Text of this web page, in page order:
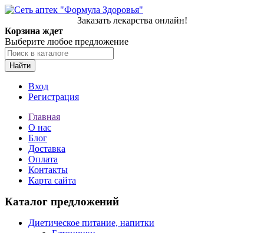
Заказать лекарства онлайн!
Корзина ждет
Выберите любое предложение
Найти
Вход
Регистрация
Главная
О нас
Блог
Доставка
Оплата
Контакты
Карта сайта
Каталог предложений
Диетическое питание, напитки